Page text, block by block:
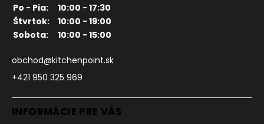
Po - Pia:
10:00 - 17:30
Štvrtok:
10:00 - 19:00
Sobota:
10:00 - 15:00
obchod@kitchenpoint.sk
+421 950 325 969
INFORMÁCIE PRE VÁS